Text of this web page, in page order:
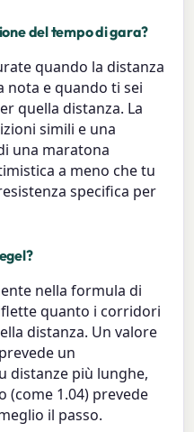
del tempo di gara?
quando la distanza
nota e quando ti sei
quella distanza. La
simili e una
una maratona
a meno che tu
specifica per
nella formula di
quanto i corridori
distanza. Un valore
un
distanze più lunghe,
(come 1.04) prevede
il passo.